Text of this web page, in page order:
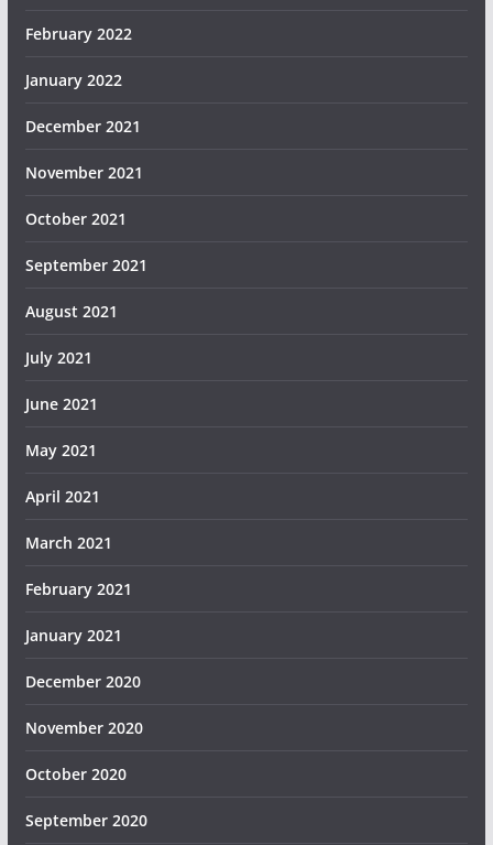
February 2022
January 2022
December 2021
November 2021
October 2021
September 2021
August 2021
July 2021
June 2021
May 2021
April 2021
March 2021
February 2021
January 2021
December 2020
November 2020
October 2020
September 2020